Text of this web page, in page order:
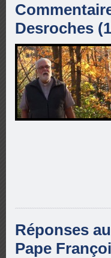
Desroches
Réponses
Pape